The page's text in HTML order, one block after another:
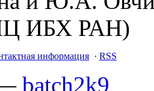
ИБХ РАН)
информация · RSS
batch2k9